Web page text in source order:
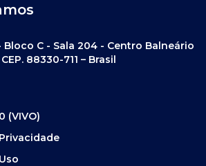
Bloco C - Sala 204 - Centro Balneário
88330-711 – Brasil
(VIVO)